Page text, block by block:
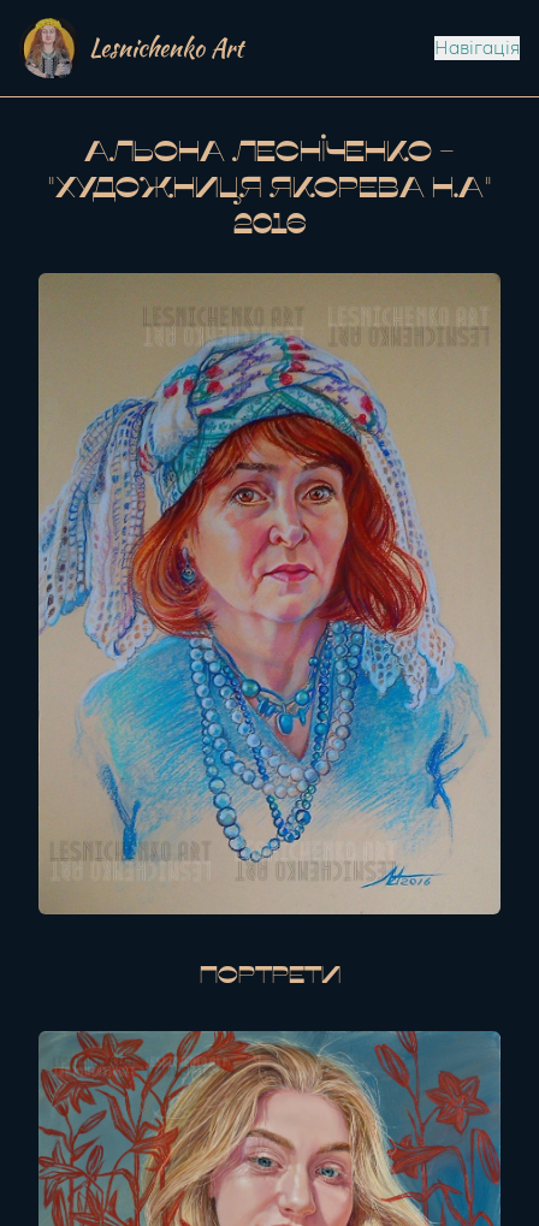
Lesnichenko Art Навігація
Альона Лесніченко -
"Художниця Якорева Н.А"
2016
Портрети